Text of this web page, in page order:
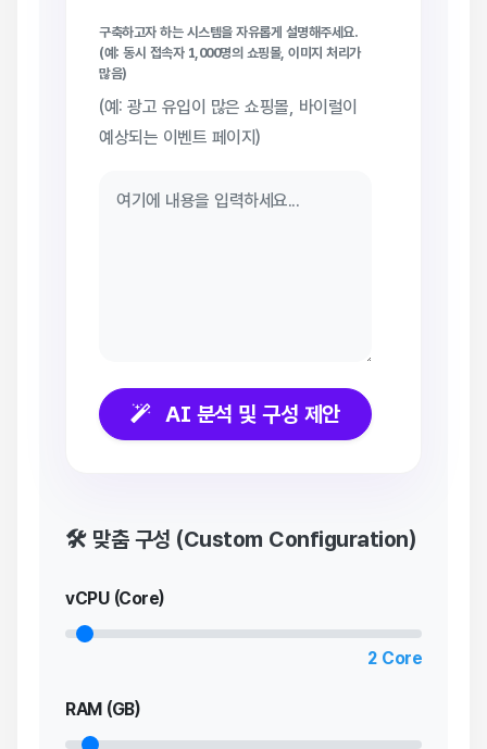
구축하고자 하는 시스템을 자유롭게 설명해주세요.
(예: 동시 접속자 1,000명의 쇼핑몰, 이미지 처리가
많음)
(예: 광고 유입이 많은 쇼핑몰, 바이럴이
예상되는 이벤트 페이지)
AI 분석 및 구성 제안
🛠️ 맞춤 구성 (Custom Configuration)
vCPU (Core)
2Core
RAM (GB)